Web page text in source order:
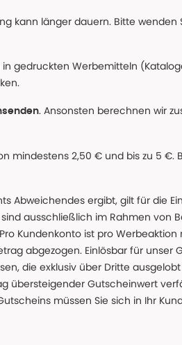
kann länger dauern. Bitte wenden
gedruckten Werbemitteln
. Ansonsten berechnen wir
mindestens 2,50 € und bis zu 5 €.
Abweichendes ergibt, gilt für die
ausschließlich im Rahmen von
Kundenkonto ist pro
abgezogen. Einlösbar für unser
die exklusiv über Dritte
übersteigender Gutscheinwert
müssen Sie sich in Ihr